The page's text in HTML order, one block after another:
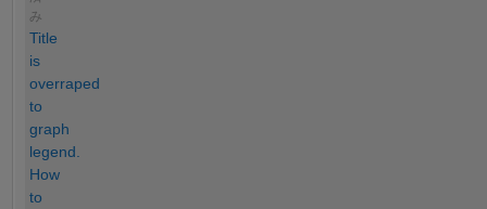
み
Title
is
overraped
to
graph
legend.
How
to